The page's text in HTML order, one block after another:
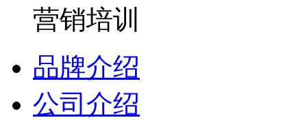
营销培训
品牌介绍
公司介绍